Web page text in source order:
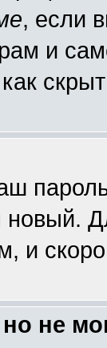
, если
и
и
не